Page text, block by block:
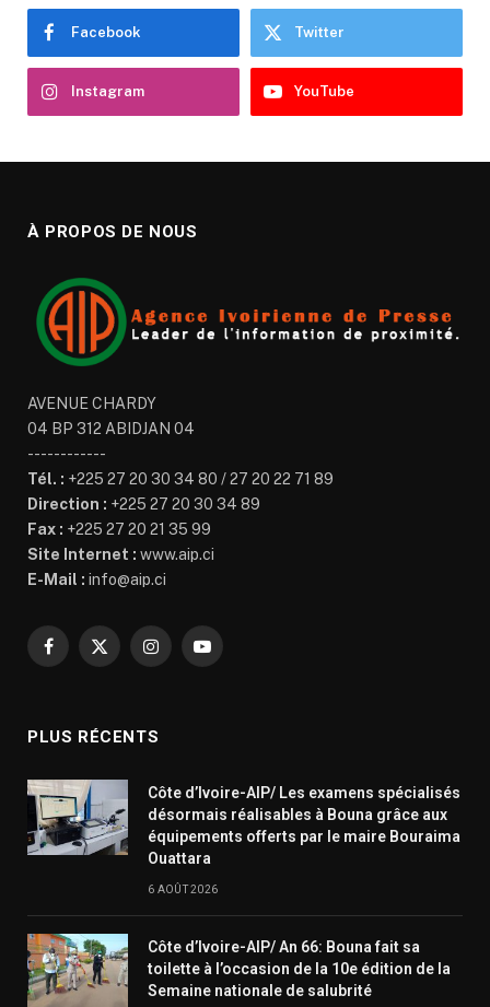
Facebook Twitter
Instagram YouTube
À PROPOS DE NOUS
AVENUE CHARDY
04 BP 312 ABIDJAN 04
------------
Tél. : +225 27 20 30 34 80 / 27 20 22 71 89
Direction : +225 27 20 30 34 89
Fax : +225 27 20 21 35 99
Site Internet : www.aip.ci
E-Mail : info@aip.ci
Facebook
X
InstagramYouTube
PLUS RÉCENTS
Côte d’Ivoire-AIP/ Les examens spécialisés
désormais réalisables à Bouna grâce aux
équipements offerts par le maire Bouraima
Ouattara
6 AOÛT 2026
Côte d’Ivoire-AIP/ An 66: Bouna fait sa
toilette à l’occasion de la 10e édition de la
Semaine nationale de salubrité